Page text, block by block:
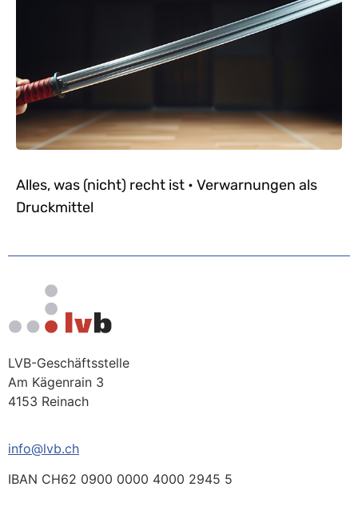
Alles, was (nicht) recht ist • Verwarnungen als
Druckmittel
LVB-Geschäftsstelle
Am Kägenrain 3
4153 Reinach
info@lvb.ch
IBAN CH62 0900 0000 4000 2945 5